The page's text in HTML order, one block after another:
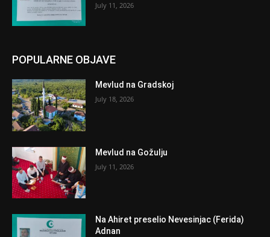
July 11, 2026
POPULARNE OBJAVE
Mevlud na Gradskoj
July 18, 2026
Mevlud na Gožulju
July 11, 2026
Na Ahiret preselio Nevesinjac (Ferida)
Adnan